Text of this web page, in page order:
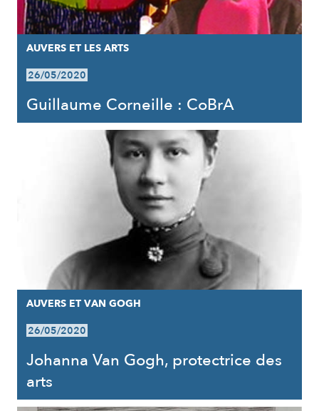
AUVERS ET LES ARTS
26/05/2020
Guillaume Corneille : CoBrA
AUVERS ET VAN GOGH
26/05/2020
Johanna Van Gogh, protectrice des
arts